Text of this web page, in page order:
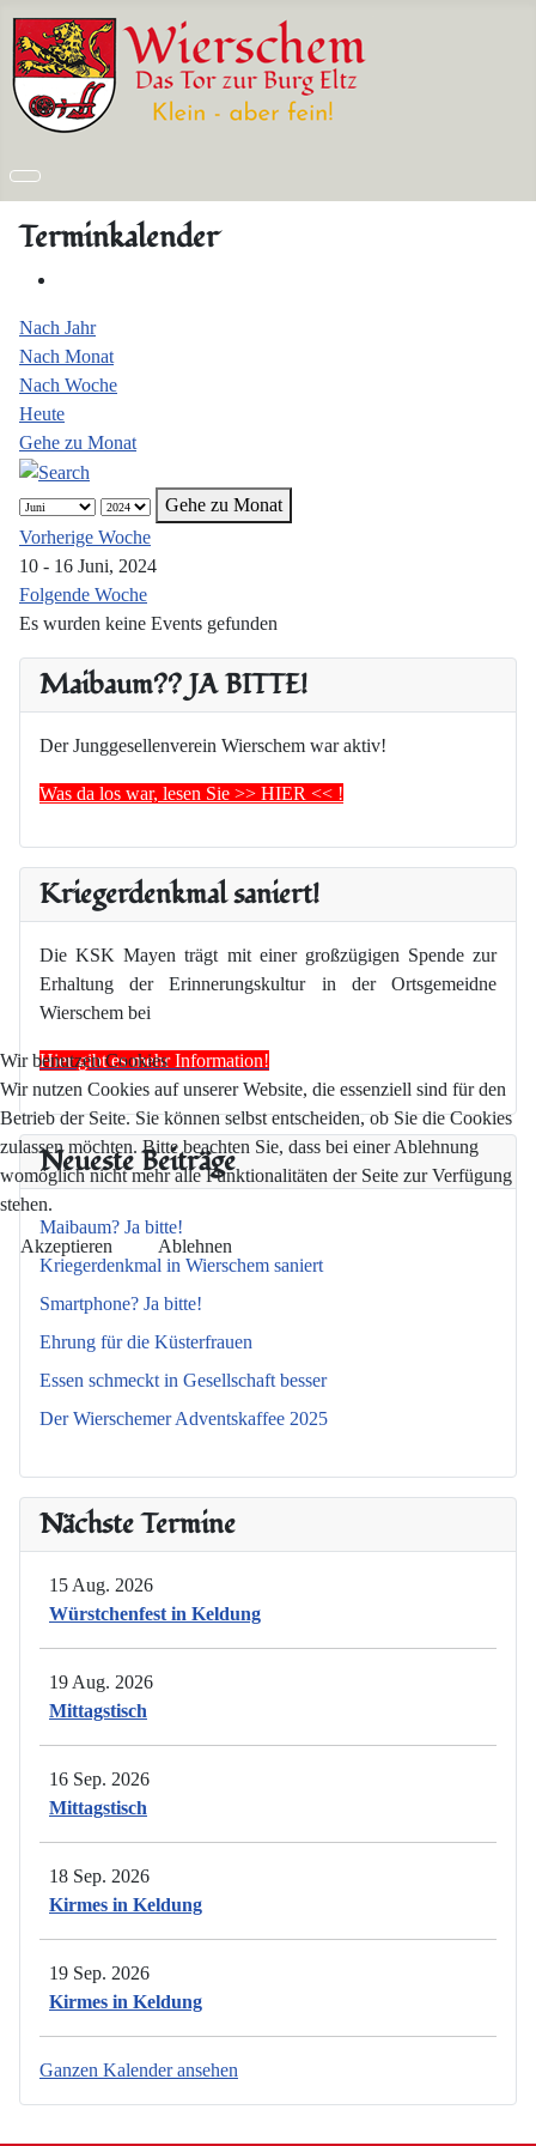
Maibaum?? JA BITTE!
Der Junggesellenverein Wierschem war aktiv!
Was da los war, lesen Sie >> HIER << !
Kriegerdenkmal saniert!
Die KSK Mayen trägt mit einer großzügigen Spende zur
Erhaltung der Erinnerungskultur in der Ortsgemeidne
Wierschem bei
Hier gibt es mehr Information!
Neueste Beiträge
Maibaum? Ja bitte!
Kriegerdenkmal in Wierschem saniert
Smartphone? Ja bitte!
Ehrung für die Küsterfrauen
Essen schmeckt in Gesellschaft besser
Der Wierschemer Adventskaffee 2025
Nächste Termine
15 Aug. 2026
Würstchenfest in Keldung
19 Aug. 2026
Mittagstisch
16 Sep. 2026
Mittagstisch
18 Sep. 2026
Kirmes in Keldung
19 Sep. 2026
Kirmes in Keldung
Ganzen Kalender ansehen
Terminkalender
Nach Jahr
Nach Monat
Nach Woche
Heute
Gehe zu Monat
Gehe zu Monat
Vorherige Woche
10 - 16 Juni, 2024
Folgende Woche
Es wurden keine Events gefunden
Wir benutzen Cookies
Wir nutzen Cookies auf unserer Website, die essenziell sind für den
Betrieb der Seite. Sie können selbst entscheiden, ob Sie die Cookies
zulassen möchten. Bitte beachten Sie, dass bei einer Ablehnung
womöglich nicht mehr alle Funktionalitäten der Seite zur Verfügung
stehen.
Akzeptieren Ablehnen